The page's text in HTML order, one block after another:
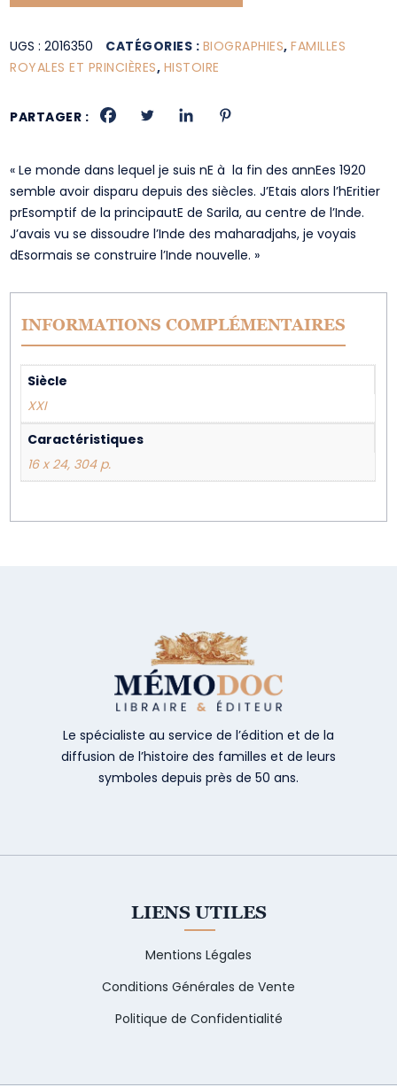
UGS :2016350 CATÉGORIES : BIOGRAPHIES,FAMILLES
ROYALES ET PRINCIÈRES, HISTOIRE
PARTAGER :
« Le monde dans lequel je suis nE à la fin des annEes 1920
semble avoir disparu depuis des siècles. J’Etais alors l’hEritier
prEsomptif de la principautE de Sarila, au centre de l’Inde.
J’avais vu se dissoudre l’Inde des maharadjahs, je voyais
dEsormais se construire l’Inde nouvelle. »
INFORMATIONS COMPLÉMENTAIRES
Siècle
XXI
Caractéristiques
16 x 24, 304 p.
Le spécialiste au service de l’édition et de la
diffusion de l’histoire des familles et de leurs
symboles depuis près de 50 ans.
LIENS UTILES
Mentions Légales
Conditions Générales de Vente
Politique de Confidentialité